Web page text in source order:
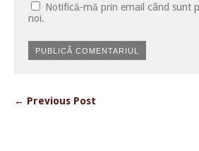
Notifică-mă prin email când sunt
noi.
← Previous Post